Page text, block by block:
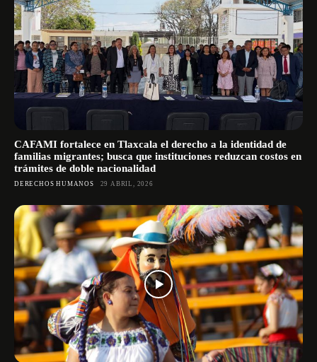
CAFAMI fortalece en Tlaxcala el derecho a la identidad de
familias migrantes; busca que instituciones reduzcan costos en
trámites de doble nacionalidad
DERECHOS HUMANOS 29 ABRIL, 2026